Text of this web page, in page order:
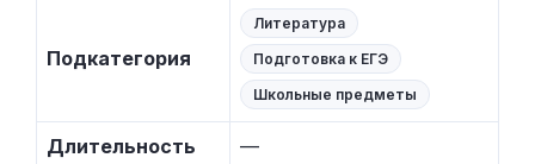
Подкатегория
Литература
Подготовка к ЕГЭ
Школьные предметы
Длительность —